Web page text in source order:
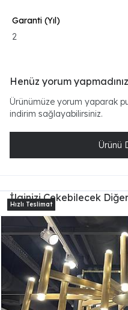
Garanti (Yıl)
2
Henüz yorum yapmadınız
Ürünümüze yorum yaparak
indirim sağlayabilirsiniz.
Ürünü
İlginizi Çekebilecek